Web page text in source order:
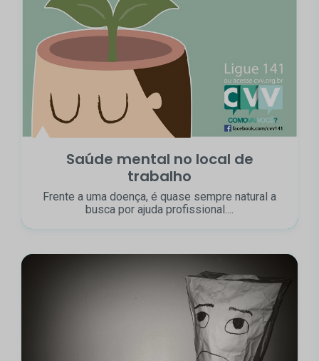
Saúde mental no local de
trabalho
Frente a uma doença, é quase sempre natural a
busca por ajuda profissional....